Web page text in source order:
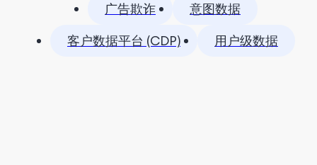
广告欺诈
意图数据
客户数据平台 (CDP)
用户级数据